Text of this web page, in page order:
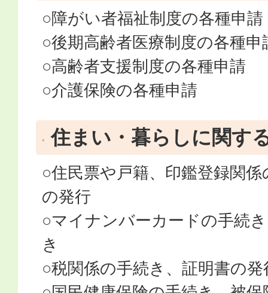
○障がい者福祉制度の各種申請
○後期高齢者医療制度の各種申
○高齢者支援制度の各種申請
○介護保険の各種申請
住まい・暮らしに関す
○住民票や戸籍、印鑑登録関
の発行
○マイナンバーカードの手続
き
○税関係の手続き、証明書の発